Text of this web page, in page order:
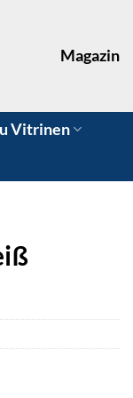
Magazin
Vitrinen